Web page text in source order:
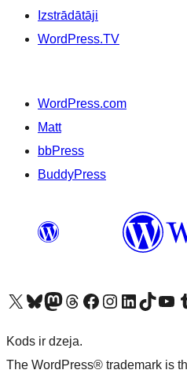
Izstrādātāji
WordPress.TV
WordPress.com
Matt
bbPress
BuddyPress
Apmeklējiet mūsu X (agrāk Twitter) kontu
Apmeklējiet mūsu Bluesky kontu
Apmeklējiet mūsu Mastodon kontu
Apmeklējiet mūsu Threads kontu
Apmeklējiet mūsu Facebook lapuApmeklējiet mūsu Instagram kontu
Apmeklējiet mūsu LinkedIn kontu
Apmeklējiet mūsu TikTok kontu
Apmeklējiet mūsu
Kods ir dzeja.
The WordPress® trademark is